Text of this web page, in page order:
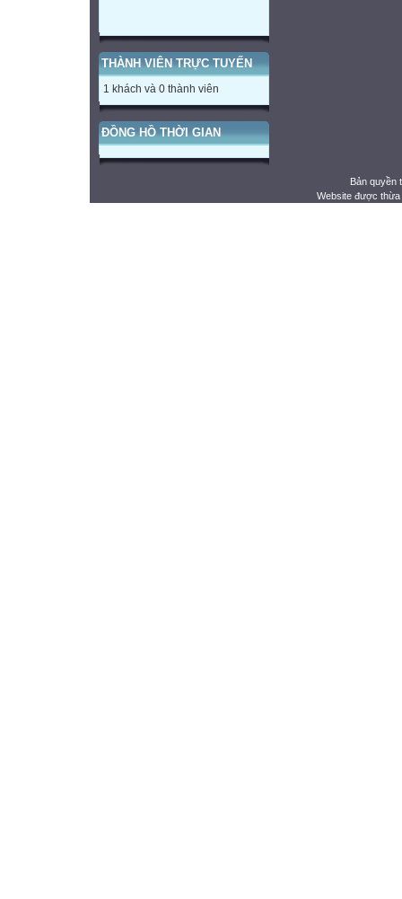
THÀNH VIÊN TRỰC TUYẾN
1 khách và 0 thành viên
ĐỒNG HỒ THỜI GIAN
Bản quyền
Website được